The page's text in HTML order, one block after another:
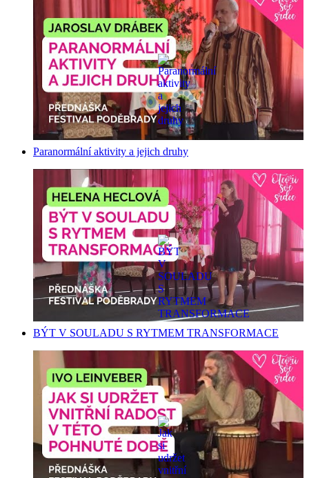
Paranormální aktivity a jejich druhy
BÝT V SOULADU S RYTMEM TRANSFORMACE